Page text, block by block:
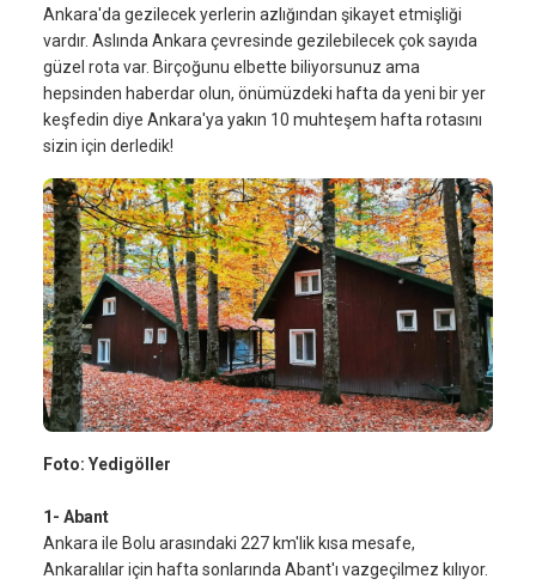
Ankara'da gezilecek yerlerin azlığından şikayet etmişliği
vardır. Aslında Ankara çevresinde gezilebilecek çok sayıda
güzel rota var. Birçoğunu elbette biliyorsunuz ama
hepsinden haberdar olun, önümüzdeki hafta da yeni bir yer
keşfedin diye Ankara'ya yakın 10 muhteşem hafta rotasını
sizin için derledik!
Foto: Yedigöller
1- Abant
Ankara ile Bolu arasındaki 227 km'lik kısa mesafe,
Ankaralılar için hafta sonlarında Abant'ı vazgeçilmez kılıyor.